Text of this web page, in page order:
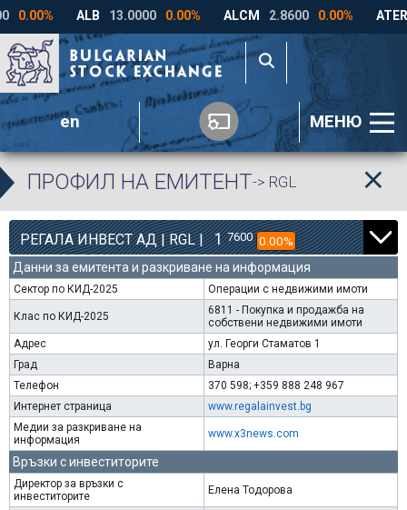
en МЕНЮ
ПРОФИЛ НА ЕМИТЕНТ-> RGL
РЕГАЛА ИНВЕСТ АД | RGL | 1 7600 0.00%
Данни за емитента и разкриване на информация
Сектор по КИД-2025 Операции с недвижими имоти
Клас по КИД-2025
6811 - Покупка и продажба на
собствени недвижими имоти
Адрес
ул. Георги Стаматов 1
Град
Варна
Телефон
370 598; +359 888 248 967
Интернет страница
www.regalainvest.bg
Медии за разкриване на
информация
www.x3news.com
Връзки с инвеститорите
Директор за връзки с
инвеститорите
Елена Тодорова